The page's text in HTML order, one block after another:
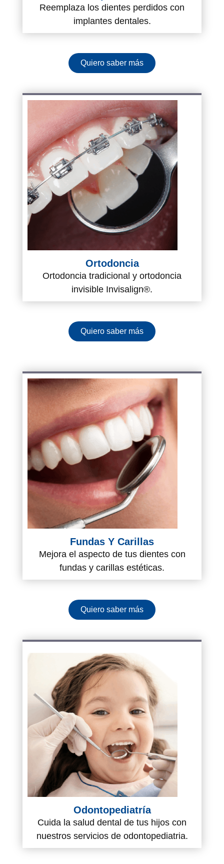
Reemplaza los dientes perdidos con
implantes dentales.
Quiero saber más
Ortodoncia
Ortodoncia tradicional y ortodoncia
invisible Invisalign®.
Quiero saber más
Fundas Y Carillas
Mejora el aspecto de tus dientes con
fundas y carillas estéticas.
Quiero saber más
Odontopediatría
Cuida la salud dental de tus hijos con
nuestros servicios de odontopediatria.